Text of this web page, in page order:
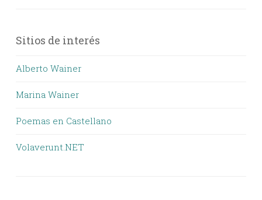
Sitios de interés
Alberto Wainer
Marina Wainer
Poemas en Castellano
Volaverunt.NET